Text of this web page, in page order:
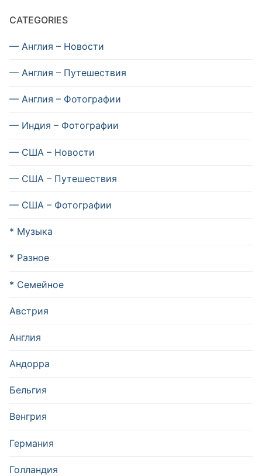
CATEGORIES
— Англия – Новости
— Англия – Путешествия
— Англия – Фотографии
— Индия – Фотографии
— США – Новости
— США – Путешествия
— США – Фотографии
* Музыка
* Разное
* Семейное
Австрия
Англия
Андорра
Бельгия
Венгрия
Германия
Голландия